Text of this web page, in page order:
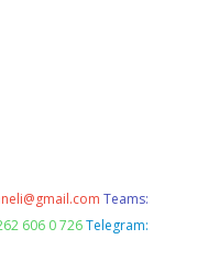
Teams:
606 0 726 Telegram: